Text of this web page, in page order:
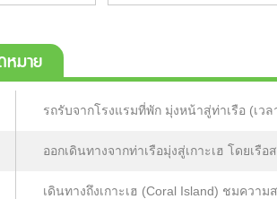
หมาย
รถรับจากโรงแรมที่พัก มุ่งหน้าสู่ท่าเรือ (เว
ออกเดินทางจากท่าเรือมุ่งสู่เกาะเฮ โดยเรื
เดินทางถึงเกาะเฮ (Coral Island) ชมคว